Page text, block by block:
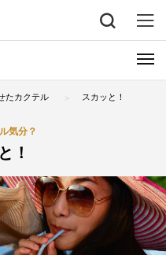
たカクテル スカッと！
気分？
！